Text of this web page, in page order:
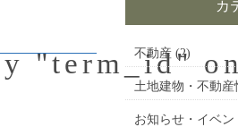
"term_id"
カ
不動産(2)
土地建物・不動産
お知らせ・イベン